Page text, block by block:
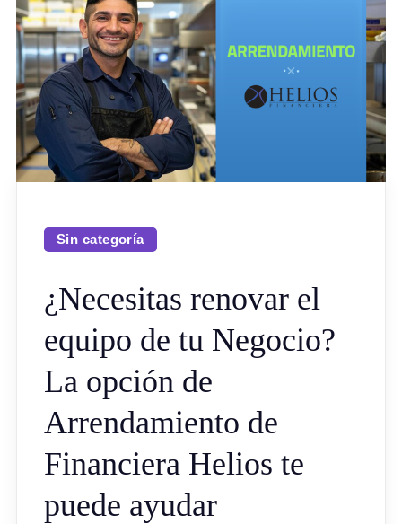
Sin categoría
¿Necesitas renovar el
equipo de tu Negocio?
La opción de
Arrendamiento de
Financiera Helios te
puede ayudar